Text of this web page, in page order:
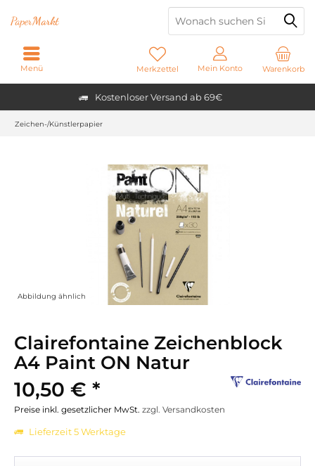
Kostenloser Versand ab 69€
PaperMarkt
Warenkorb
Merkzettel Mein Konto
Menü
Zeichen-/Künstlerpapier
Abbildung ähnlich
Clairefontaine Zeichenblock
A4 Paint ON Natur
10,50 € *
Preise inkl. gesetzlicher MwSt. zzgl. Versandkosten
Lieferzeit 5 Werktage